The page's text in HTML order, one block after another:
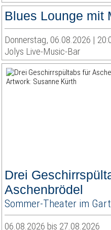
Blues Lounge mit
Donnerstag, 06.08.2026 |
Jolys Live-Music-Bar
Drei
Aschenbrödel
Sommer-Theater im
06.08.2026 bis 27.08.2026